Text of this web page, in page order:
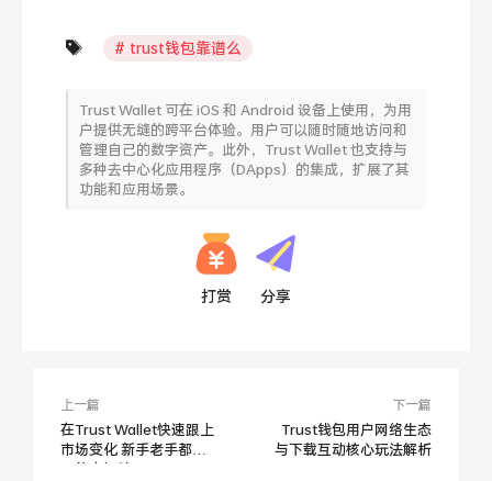
trust钱包靠谱么
Trust Wallet 可在 iOS 和 Android 设备上使用，为用
户提供无缝的跨平台体验。用户可以随时随地访问和
管理自己的数字资产。此外，Trust Wallet 也支持与
多种去中心化应用程序（DApps）的集成，扩展了其
功能和应用场景。
打赏 分享
上一篇
在Trust Wallet快速跟上
市场变化 新手老手都实
用的实操技巧
下一篇
Trust钱包用户网络生态
与下载互动核心玩法解析